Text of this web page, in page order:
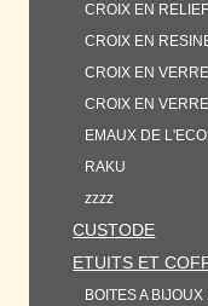
CROIX EN RELIEF
CROIX EN
CROIX EN VERRE
CROIX EN
EMAUX DE
RAKU
zzzz
CUSTODE
ETUITS ET
BOITES A